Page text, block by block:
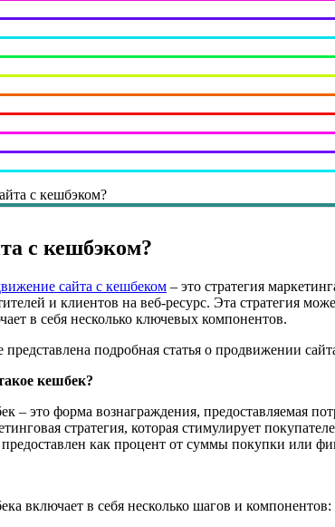
с кешбэком?
с кешбэком?
сайта с кешбеком – это стратегия
и клиентов на веб-ресурс. Эта стратегия
в себя несколько ключевых компонентов.
подробная статья о продвижении
кешбек?
– это форма вознаграждения, предоставляемая
стратегия, которая стимулирует
как процент от суммы покупки или
включает в себя несколько шагов и компонентов: